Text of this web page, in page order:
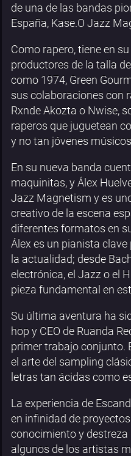
de una de las bandas
España, Kase.O Jazz
Como rapero, tiene en
productores de la talla
como 1974, Green
sus colaboraciones con
Rxnde Akozta o Nwise,
raperos que juguetean
y no tan jóvenes
En su nueva banda
maquinitas, y Álex
Jazz Magnetism y es
creativo de la escena
diferentes formatos en
Álex es un pianista
la actualidad; desde
electrónica, el Jazz o el
pieza fundamental en
Su última aventura ha
hop y CEO de Ruanda
primer trabajo conjunto.
el arte del sampling
letras tan ácidas como
La experiencia de
en infinidad de
conocimiento y destreza
algunos de los artistas